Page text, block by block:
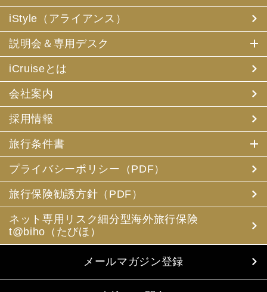
iStyle（アライアンス）
説明会＆専用デスク
iCruiseとは
会社案内
採用情報
旅行条件書
プライバシーポリシー（PDF）
旅行保険勧誘方針（PDF）
ネット専用リスク細分型海外旅行保険
t@biho（たびほ）
メールマガジン登録